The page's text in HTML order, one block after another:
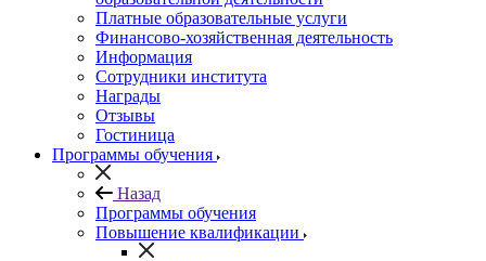
Платные образовательные услуги
Финансово-хозяйственная деятельность
Информация
Сотрудники института
Награды
Отзывы
Гостиница
Программы обучения
Назад
Программы обучения
Повышение квалификации